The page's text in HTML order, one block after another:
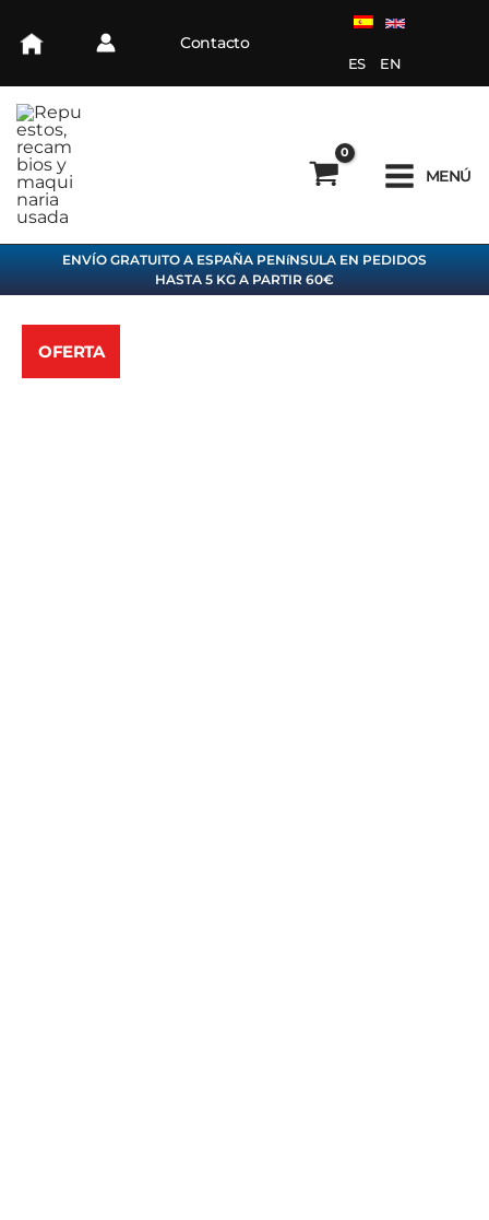
Contacto
ES EN
MENÚ
ENVÍO GRATUITO A ESPAÑA PENíNSULA EN PEDIDOS
HASTA 5 KG A PARTIR 60€
OFERTA